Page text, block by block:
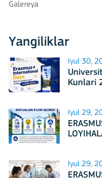
Galereya
Yangiliklar
Iyul 30,
Kunlari
Iyul 29,
Iyul 29,